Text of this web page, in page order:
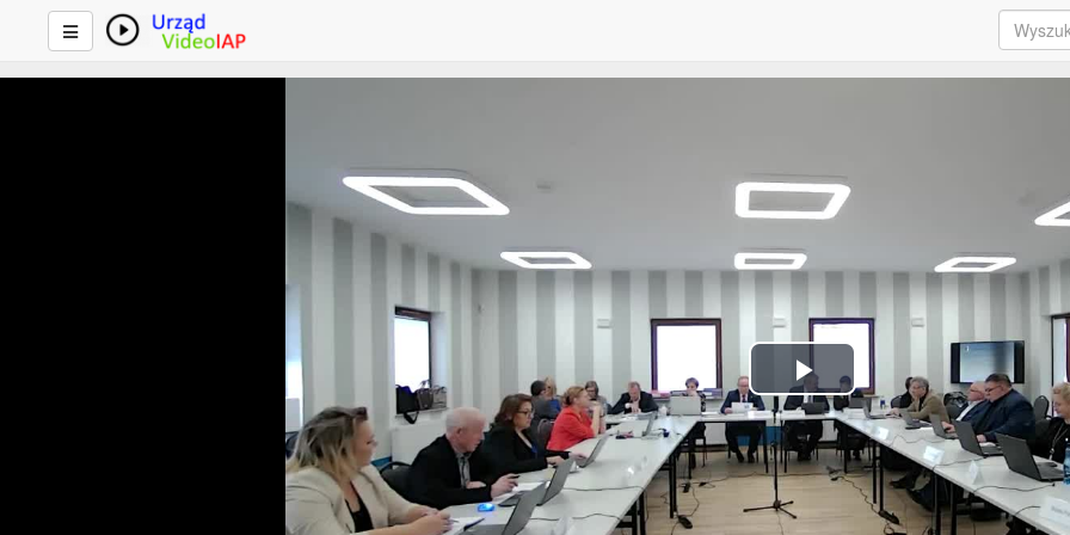
Play
Video